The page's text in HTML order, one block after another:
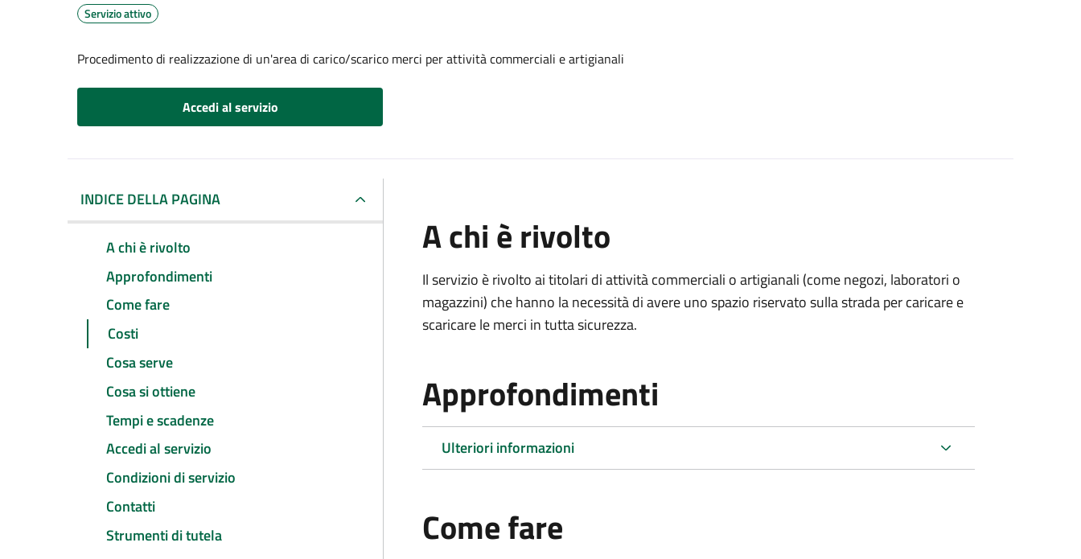
Servizio attivo
Procedimento di realizzazione di un'area di carico/scarico merci per attività commerciali e artigianali
Accedi al servizio
INDICE DELLA PAGINA
A chi è rivolto
Approfondimenti
Come fare
Costi
Cosa serve
Cosa si ottiene
Tempi e scadenze
Accedi al servizio
Condizioni di servizio
Contatti
Strumenti di tutela
A chi è rivolto
Il servizio è rivolto ai titolari di attività commerciali o artigianali (come negozi, laboratori o
magazzini) che hanno la necessità di avere uno spazio riservato sulla strada per caricare e
scaricare le merci in tutta sicurezza.
Approfondimenti
Ulteriori informazioni
Come fare